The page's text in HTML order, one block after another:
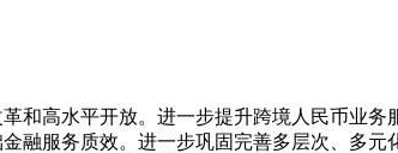
和高水平开放。进一步提升跨境人民币业务
融服务质效。进一步巩固完善多层次、多元